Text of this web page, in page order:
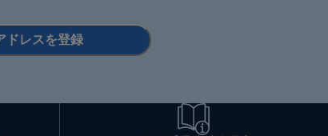
ドレスを登録